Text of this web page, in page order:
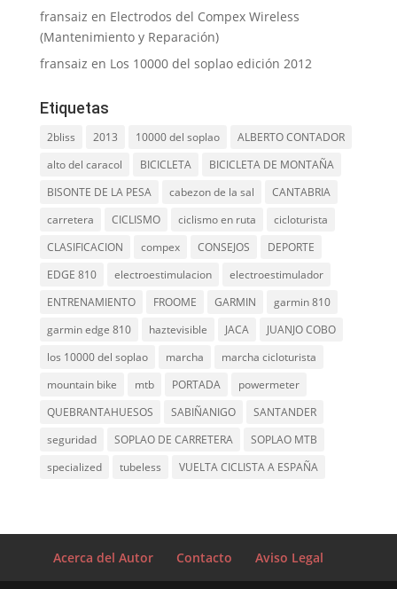
fransaiz en Electrodos del Compex Wireless
(Mantenimiento y Reparación)
fransaiz en Los 10000 del soplao edición 2012
Etiquetas
2bliss 2013 10000 del soplao
ALBERTO CONTADOR
alto del caracol
BICICLETA
BICICLETA DE MONTAÑA
BISONTE DE LA PESA
cabezon de la sal
CANTABRIA
carretera
CICLISMO ciclismo en ruta
cicloturista
CLASIFICACION
compex CONSEJOS
DEPORTE
EDGE 810
electroestimulacion
electroestimulador
ENTRENAMIENTO
FROOME GARMIN
garmin 810
garmin edge 810
haztevisible JACA
JUANJO COBO
los 10000 del soplao
marcha
marcha cicloturista
mountain bike
mtb PORTADA
powermeter
QUEBRANTAHUESOS
SABIÑANIGO
SANTANDER
seguridad
SOPLAO DE CARRETERA
SOPLAO MTB
specialized
tubeless VUELTA CICLISTA A ESPAÑA
Acerca del Autor Contacto Aviso Legal